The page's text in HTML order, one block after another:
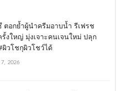
ตอกย้ำผู้นำครีมอาบน้ำ รีเฟรช
งใหญ่ มุ่งเจาะคนเจนใหม่ ปลุก
ผิวโชกุผิวโชว์ได้
2026